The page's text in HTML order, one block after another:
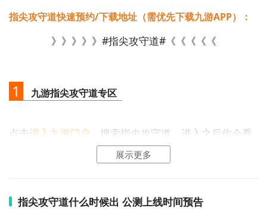
通过上面的游戏介绍和图片，可能大家对指尖攻守道有
呢？不用担心，目前九游客户端已经开通了测试提醒
了，通过在九游APP中搜索“指尖攻守道”，点击右边的
【订阅】或者是【开测提醒】，订阅游戏就不会错过最
指尖攻守道快速预约/下载地址（需优先下载九游APP）：
》》》》》#指尖攻守道#《《《《《
1 九游指尖攻守道专区
点击进入九游门户 ，搜索指尖攻守道，进入之后你会看
到一个下载按钮，分别是【高速下载】
速下载可以更加节省下载时间和流量，能够很好的解决
展示更多
指尖攻守道什么时候出 公测上线时间预告